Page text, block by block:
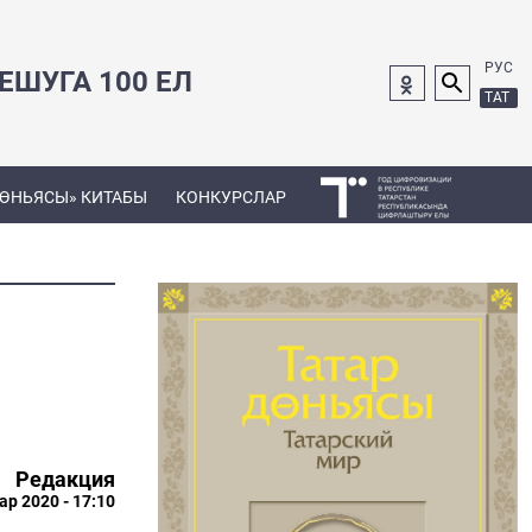
100 ЕЛ
РУС
ТАТ
КИТАБЫ КОНКУРСЛАР
Редакция
2020 - 17:10